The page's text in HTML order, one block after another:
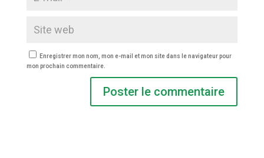
Enregistrer mon nom, mon e-mail et mon site dans le navigateur pour
mon prochain commentaire.